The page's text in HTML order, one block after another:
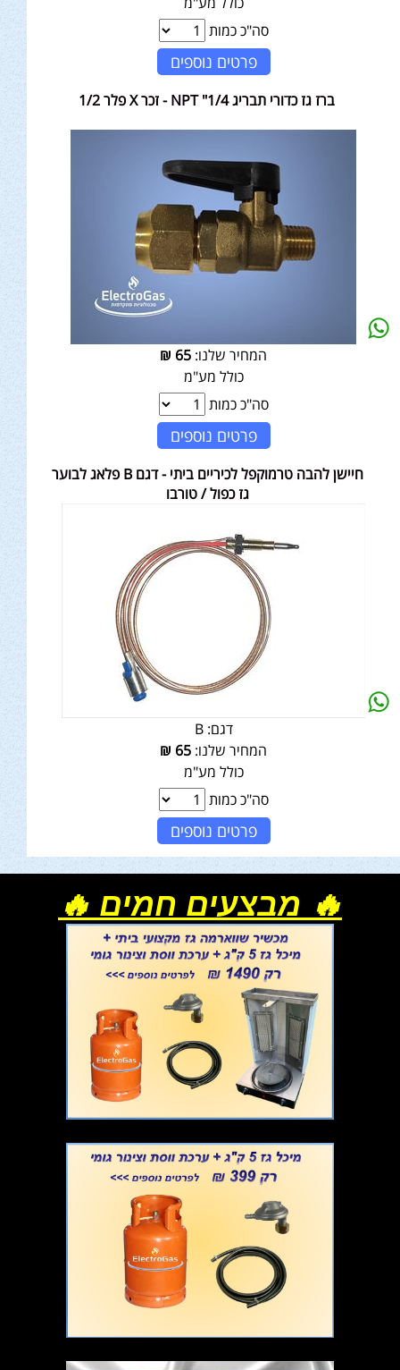
סה"כ כמות
פרטים נוספים
ברז גז כדורי תבריג NPT "1/4 - זכר X פלר 1/2
המחיר שלנו: 65
₪
כולל מע"מ
סה"כ כמות
פרטים נוספים
חיישן להבה טרמוקפל לכיריים ביתי - דגם B פלאג לבוער
גז כפול / טורבו
דגם: B
המחיר שלנו: 65
₪
כולל מע"מ
סה"כ כמות
פרטים נוספים
🔥 מבצעים חמים 🔥